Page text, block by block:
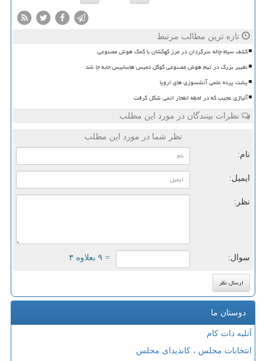
تازه ترین مطالب مرتبط
کشف سیاه چاله سرگردان در مرز کهکشان با کمک هوش مصنوعی
تغییر بزرگ در تیم هوش مصنوعی گوگل دمیس هاسابیس جابه جا شد
پشت پرده علمی آتشسوزی های اروپا
آلیاژی عجیب که در لحظه انفجار اتمی شکل گرفت
نظرات بینندگان در مورد این مطلب
نظر شما در مورد این مطلب
نام:
ایمیل:
نظر:
سوال: = ۹ بعلاوه ۳
دوستان ما
آتلیه دات کام
انتخابات مجلس ، کاندیدای مجلس